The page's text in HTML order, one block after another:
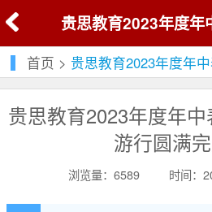
首页 > 贵思教育2023年度年中表彰
贵思教育2023年度年
游行圆满完
浏览量：6589 时间：